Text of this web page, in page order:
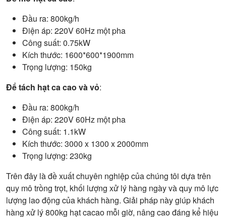
Đầu ra: 800kg/h
Điện áp: 220V 60Hz một pha
Công suất: 0.75kW
Kích thước: 1600*600*1900mm
Trọng lượng: 150kg
Để tách hạt ca cao và vỏ:
Đầu ra: 800kg/h
Điện áp: 220V 60Hz một pha
Công suất: 1.1kW
Kích thước: 3000 x 1300 x 2000mm
Trọng lượng: 230kg
Trên đây là đề xuất chuyên nghiệp của chúng tôi dựa trên
quy mô trồng trọt, khối lượng xử lý hàng ngày và quy mô lực
lượng lao động của khách hàng. Giải pháp này giúp khách
hàng xử lý 800kg hạt cacao mỗi giờ, nâng cao đáng kể hiệu